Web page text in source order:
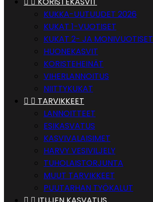
KUKKA-UUTUUDET 2026
KUKAT 1-VUOTISET
KUKAT 2- JA MONIVUOTISET
HUONEKASVIT
KORISTEHEINÄT
VIHERLANNOITUS
NIITTYKUKAT
  TARVIKKEET
LANNOITTEET
ESIKASVATUS
KASVIVALAISIMET
HARVY VESIVILJELY
TUHOLAISTORJUNTA
MUUT TARVIKKEET
PUUTARHAN TYÖKALUT